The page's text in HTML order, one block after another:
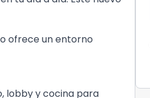
ofrece un entorno
lobby y cocina para